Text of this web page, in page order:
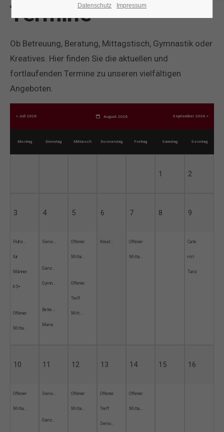
Termine
Ob Betreuung, Beratung, Mittagstisch, Gymnastik oder
Kreatives. Hier finden Sie die aktuellen und
fortlaufenden Termine zu unseren vielfältigen
Angeboten.
< Juli 2026 August 2026 September 2026 >
Montag Dienstag Mittwoch Donnerstag Freitag Samstag Sonntag
1 2
3
Frühstück
für
Männer
65+
Offener
Mittagstisch
4
Seniorensprechstunde
Ganzheitliche
Gymnastik
Betreuungsgruppe
Marie
5
Offener
Mittagstisch
Offener
Treff
Mittwochskreis
6
Kreativwerkstatt
7
Offener
Mittagstisch
8 9
Cafe
mit
Tanz
10
Offener
Mittagstisch
11
Seniorensprechstunde
Ganzheitliche
12
Offener
Mittagstisch
13
Offener
Treff
Seniorengruppe
14
Offener
Mittagstisch
15 16
Datenschutz Impressum